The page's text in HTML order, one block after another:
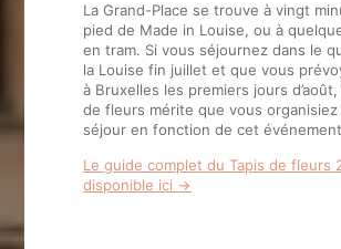
La Grand-Place se trouve à vingt
pied de Made in Louise, ou à
en tram. Si vous séjournez dans le
la Louise fin juillet et que vous
à Bruxelles les premiers jours d’août,
de fleurs mérite que vous
séjour en fonction de cet
Le guide complet du Tapis de fleurs
disponible ici →